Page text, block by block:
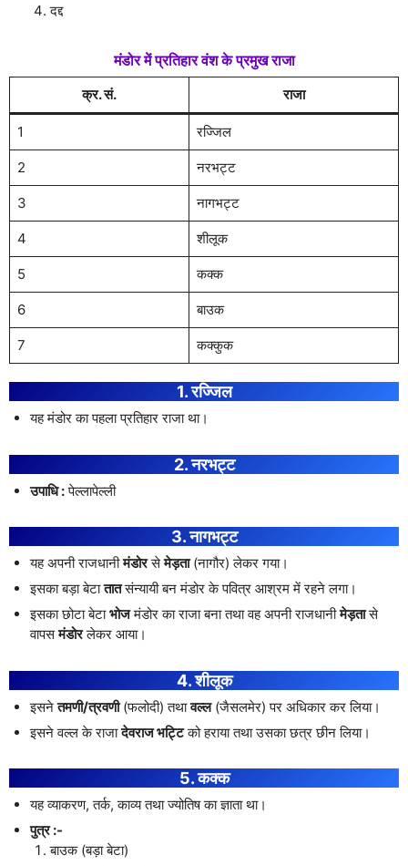
दद्द
मंडोर में प्रतिहार वंश के प्रमुख राजा
क्र. सं. राजा
1 रज्जिल
2 नरभट्ट
3 नागभट्ट
4 शीलूक
5 कक्क
6 बाउक
7 कक्कुक
1. रज्जिल
यह मंडोर का पहला प्रतिहार राजा था।
2. नरभट्ट
उपाधि :पेल्लापेल्ली
3. नागभट्ट
यह अपनी राजधानीमंडोरसेमेड़ता(नागौर) लेकर गया।
इसका बड़ा बेटातातसंन्यायी बन मंडोर के पवित्र आश्रम में रहने लगा।
इसका छोटा बेटाभोजमंडोर का राजा बना तथा वह अपनी राजधानीमेड़तासे
वापसमंडोरलेकर आया।
4. शीलूक
इसनेतमणी/त्रवणी(फलोदी) तथावल्ल(जैसलमेर) पर अधिकार कर लिया।
इसने वल्ल के राजादेवराज भट्टिको हराया तथा उसका छत्र छीन लिया।
5. कक्क
यह व्याकरण, तर्क, काव्य तथा ज्योतिष का ज्ञाता था।
पुत्र :-
बाउक (बड़ा बेटा)